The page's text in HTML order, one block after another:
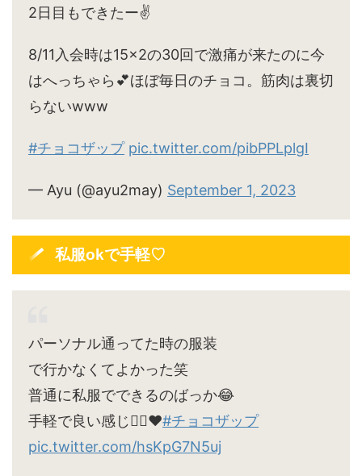
2日目もできたー✌️
8/11入会時は15×2の30回で激痛が来たのに今
はへっちゃら💕ほぼ毎日のチョコ。筋肉は裏切
らないwww
#チョコザップ pic.twitter.com/pibPPLplgI
— Ayu (@ayu2may) September 1, 2023
私服okで手軽♡
パーソナル通ってた時の服装
で行かなくてよかった笑
普通に私服でできるのばっか😂
手軽で良い感じ🙆‍♀️♥#チョコザップ
pic.twitter.com/hsKpG7N5uj